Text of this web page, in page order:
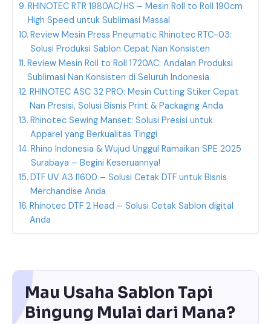
RHINOTEC RTR 1980AC/HS – Mesin Roll to Roll 190cm
High Speed untuk Sublimasi Massal
Review Mesin Press Pneumatic Rhinotec RTC-03:
Solusi Produksi Sablon Cepat Nan Konsisten
Review Mesin Roll to Roll 1720AC: Andalan Produksi
Sublimasi Nan Konsisten di Seluruh Indonesia
RHINOTEC ASC 32 PRO: Mesin Cutting Stiker Cepat
Nan Presisi, Solusi Bisnis Print & Packaging Anda
Rhinotec Sewing Manset: Solusi Presisi untuk
Apparel yang Berkualitas Tinggi
Rhino Indonesia & Wujud Unggul Ramaikan SPE 2025
Surabaya – Begini Keseruannya!
DTF UV A3 I1600 – Solusi Cetak DTF untuk Bisnis
Merchandise Anda
Rhinotec DTF 2 Head – Solusi Cetak Sablon digital
Anda
Mau Usaha Sablon Tapi
Bingung Mulai dari Mana?